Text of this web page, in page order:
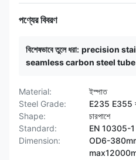
পণ্যের বিবরণ
বিশেষভাবে তুলে ধরা: precision
seamless carbon steel tube
Material:
ইস্পাত
Steel Grade:
E235 E355
Shape:
চারপাশে
Standard:
EN 10305-1
Dimension:
OD6-